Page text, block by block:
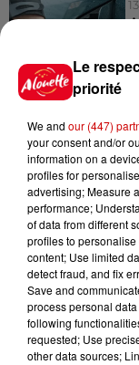
Le
priorité
We and our (447)
your consent and/or
information on a
profiles for
advertising; Measure
performance;
of data from different
profiles to
content; Use limited
detect fraud, and fix
Save and
process personal
following
requested; Use
other data sources;